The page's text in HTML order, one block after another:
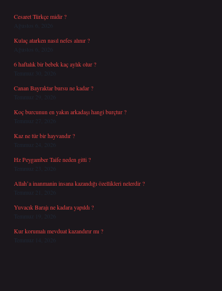
Cesaret Türkçe midir ?
Ağustos 6, 2026
Kulaç atarken nasıl nefes alınır ?
Ağustos 6, 2026
6 haftalık bir bebek kaç aylık olur ?
Temmuz 30, 2026
Canan Bayraktar bursu ne kadar ?
Temmuz 29, 2026
Koç burcunun en yakın arkadaşı hangi burçtur ?
Temmuz 27, 2026
Kaz ne tür bir hayvandır ?
Temmuz 24, 2026
Hz Peygamber Taife neden gitti ?
Temmuz 23, 2026
Allah’a inanmanin insana kazandığı özellikleri nelerdir ?
Temmuz 21, 2026
Yuvacık Barajı ne kadara yapıldı ?
Temmuz 19, 2026
Kur korumalı mevduat kazandırır mı ?
Temmuz 14, 2026